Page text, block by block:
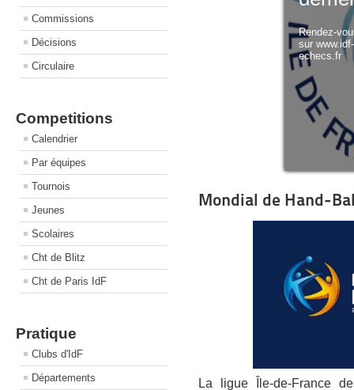
Commissions
Décisions
Circulaire
Competitions
Calendrier
Par équipes
Tournois
Jeunes
Scolaires
Cht de Blitz
Cht de Paris IdF
Pratique
Clubs d'IdF
Départements
Rendez-
sur
echecs.fr
Mondial de Hand-
La ligue Île-de-France